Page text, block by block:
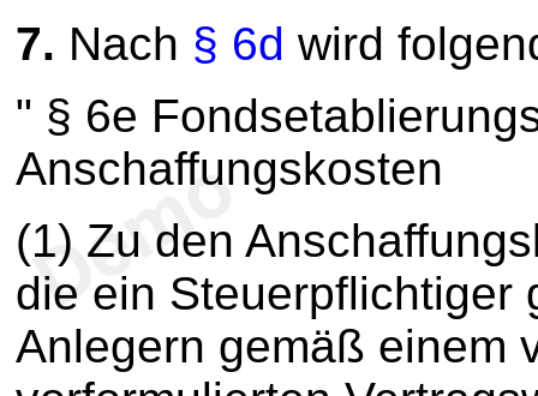
7. Nach § 6d wird
" § 6e
Anschaffungskosten
(1) Zu den
die ein Steuerpflichtiger
Anlegern gemäß einem